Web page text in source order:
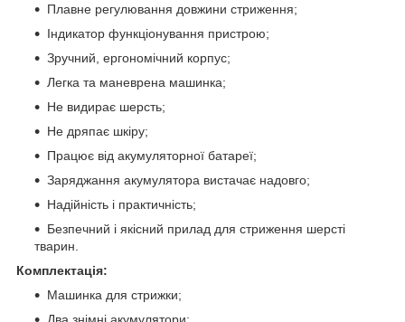
Плавне регулювання довжини стриження;
Індикатор функціонування пристрою;
Зручний, ергономічний корпус;
Легка та маневрена машинка;
Не видирає шерсть;
Не дряпає шкіру;
Працює від акумуляторної батареї;
Заряджання акумулятора вистачає надовго;
Надійність і практичність;
Безпечний і якісний прилад для стриження шерсті
тварин.
Комплектація:
Машинка для стрижки;
Два знімні акумулятори;